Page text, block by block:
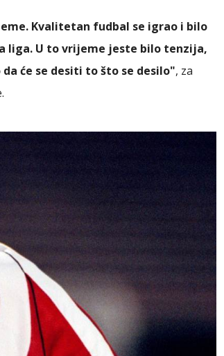
Kvalitetan fudbal se igrao i bilo
liga. U to vrijeme jeste bilo tenzija,
će se desiti to što se desilo", za